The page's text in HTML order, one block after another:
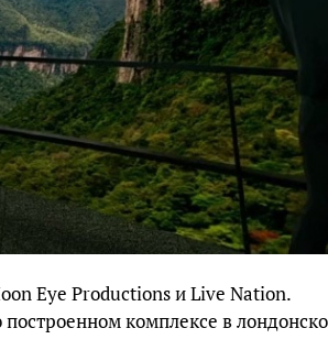
Eye Productions и Live Nation.
комплексе в